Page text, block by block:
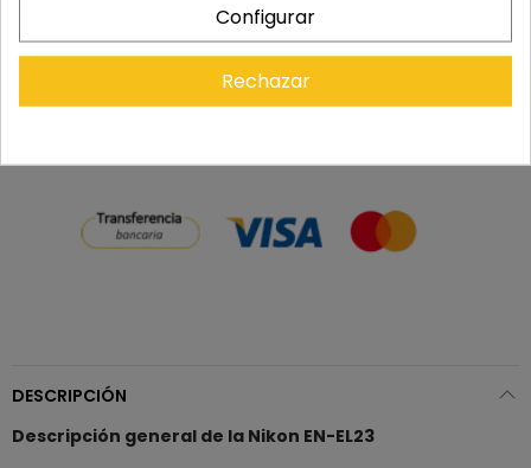
Recuerda que tienes 15 días, desde la recepción
del pedido, para solicitar la devolución.
DESCRIPCIÓN
Descripción general de la Nikon EN-EL23
Configurar
Rechazar